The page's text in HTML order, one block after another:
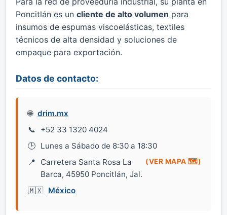
Poncitlán es un cliente de alto volumen para
insumos de espumas viscoelásticas, textiles
técnicos de alta densidad y soluciones de
empaque para exportación.
Datos de contacto:
drim.mx
+52 33 1320 4024
Lunes a Sábado de 8:30 a 18:30
Carretera Santa Rosa La
Barca, 45950 Poncitlán, Jal.
(VER MAPA 🗺️)
México